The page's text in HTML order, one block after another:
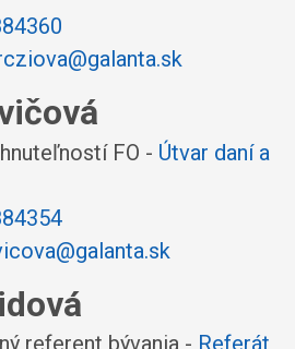
FO - Útvar daní a